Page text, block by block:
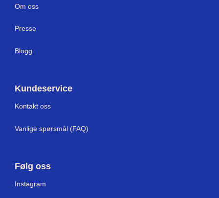
Om oss
Presse
Blogg
Kundeservice
Kontakt oss
Vanlige spørsmål (FAQ)
Følg oss
Instagram